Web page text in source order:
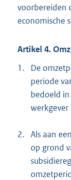
voorbereiden
economische
Artikel 4.
1.
De
periode
bedoeld
werkgever
2. Als aan
op grond